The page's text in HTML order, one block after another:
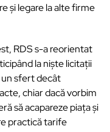
și legare la alte firme
RDS s-a reorientat
la niște licitații
sfert decât
chiar dacă vorbim
să acapareze piața și
practică tarife